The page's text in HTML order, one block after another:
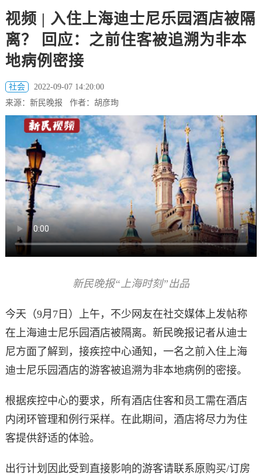
视频 | 入住上海迪士尼乐园酒店被隔
离？ 回应：之前住客被追溯为非本
地病例密接
社会
2022-09-07 14:20:00
来源：新民晚报 作者：胡彦珣
新民晚报“上海时刻”出品
今天（9月7日）上午，不少网友在社交媒体上发帖称
在上海迪士尼乐园酒店被隔离。新民晚报记者从迪士
尼方面了解到，接疾控中心通知，一名之前入住上海
迪士尼乐园酒店的游客被追溯为非本地病例的密接。
根据疾控中心的要求，所有酒店住客和员工需在酒店
内闭环管理和例行采样。在此期间，酒店将尽力为住
客提供舒适的体验。
出行计划因此受到直接影响的游客请联系原购买/订房